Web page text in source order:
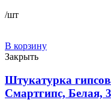
/шт
В корзину
Закрыть
Штукатурка
Смартгипс, Белая,